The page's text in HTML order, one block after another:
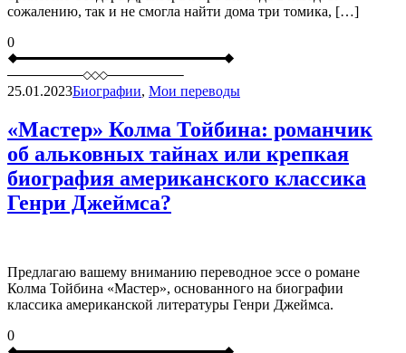
сожалению, так и не смогла найти дома три томика, […]
0
25.01.2023Биографии, Мои переводы
«Мастер» Колма Тойбина: романчик
об альковных тайнах или крепкая
биография американского классика
Генри Джеймса?
Предлагаю вашему вниманию переводное эссе о романе
Колма Тойбина «Мастер», основанного на биографии
классика американской литературы Генри Джеймса.
0